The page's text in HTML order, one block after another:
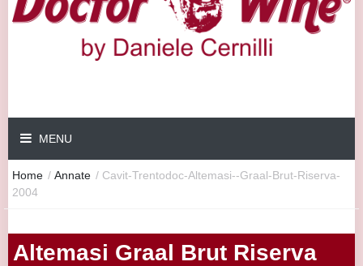
MENU
Home / Annate / Cavit-Trentodoc-Altemasi--graal-Brut-Riserva-
2004
Altemasi Graal Brut Riserva